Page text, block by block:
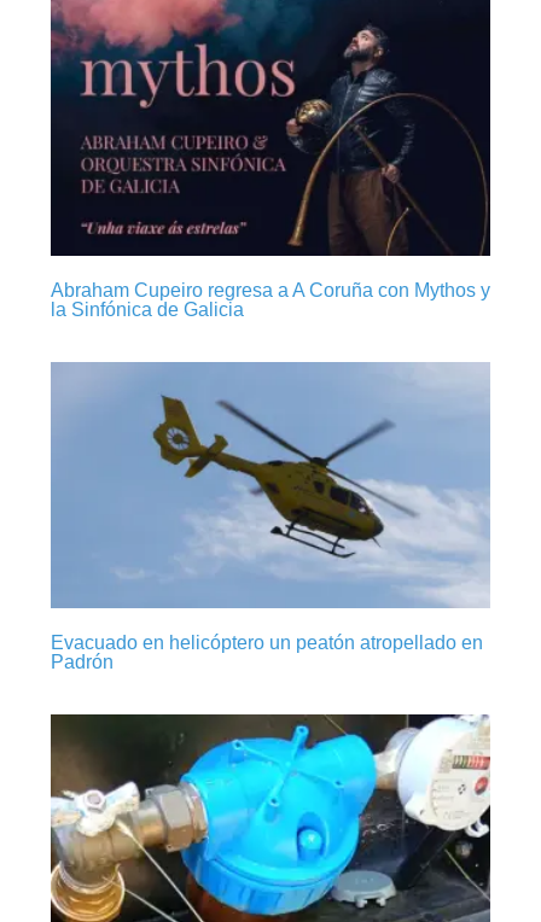
Abraham Cupeiro regresa a A Coruña con Mythos y
la Sinfónica de Galicia
Evacuado en helicóptero un peatón atropellado en
Padrón